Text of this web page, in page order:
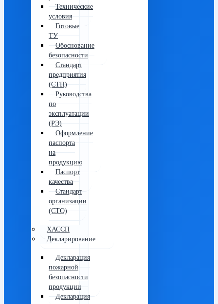
Технические
условия
Готовые
ТУ
Обоснование
безопасности
Стандарт
предприятия
(СТП)
Руководства
по
эксплуатации
(РЭ)
Оформление
паспорта
на
продукцию
Паспорт
качества
Стандарт
организации
(СТО)
ХАССП
Декларирование
Декларация
пожарной
безопасности
продукции
Декларация